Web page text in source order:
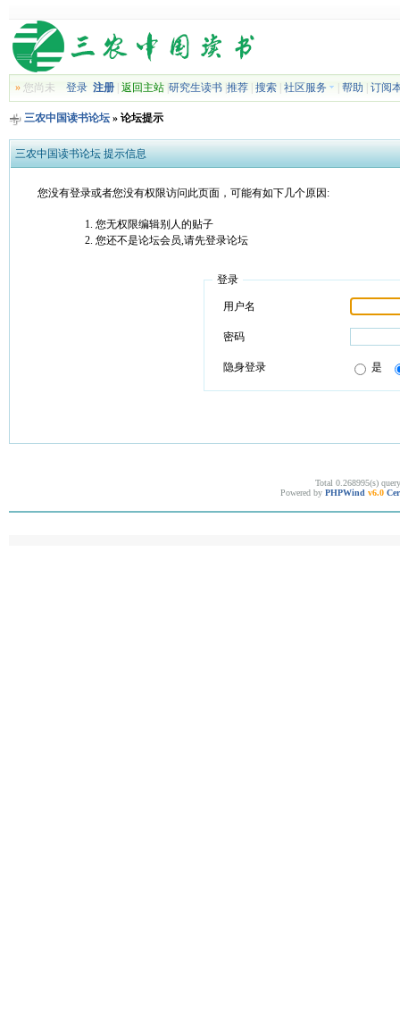
»您尚未 登录 注册| 返回主站| 研究生读书| 推荐| 搜索| 社区服务 帮助 订阅
三农中国读书论坛» 论坛提示
三农中国读书论坛 提示信息
您没有登录或者您没有权限访问此页面，可能有如下几个原因:
您无权限编辑别人的贴子
您还不是论坛会员,请先登录论坛
登录
用户名
密码
隐身登录 是
Total 0.268995(s)
Powered by PHPWind v6.0